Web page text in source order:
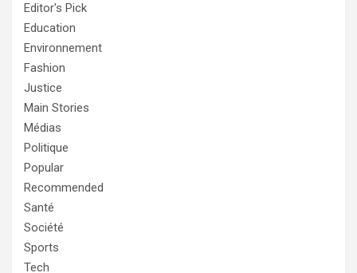
Editor's Pick
Education
Environnement
Fashion
Justice
Main Stories
Médias
Politique
Popular
Recommended
Santé
Société
Sports
Tech